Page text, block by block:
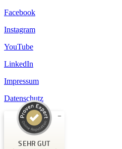
Facebook
Instagram
YouTube
LinkedIn
Impressum
Datenschutz
SEHR GUT
Kundenbewertungen und Erfahrungen
Schloss-Schule Kirchberg